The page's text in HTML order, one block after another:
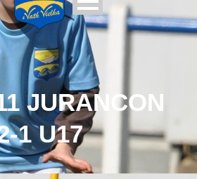
JURANCON
1 U17